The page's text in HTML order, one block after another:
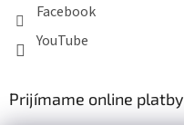
Facebook
YouTube
Prijímame online platby